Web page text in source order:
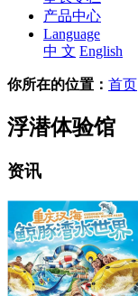
产品中心
Language
中 文 English
你所在的位置： 首页
浮潜体验馆
资讯